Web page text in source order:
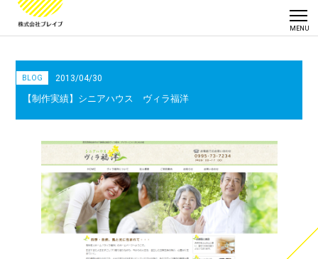
BLOG 2013/04/30
【制作実績】シニアハウス ヴィラ福洋